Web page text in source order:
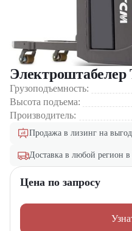
Электроштабелер
Грузоподъемность:
Высота подъема:
Производитель:
Продажа в лизинг на
Доставка в любой регион
Цена по запросу